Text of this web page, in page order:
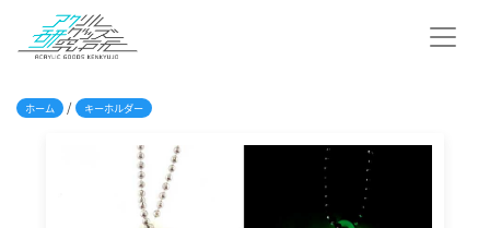
ホーム / キーホルダー